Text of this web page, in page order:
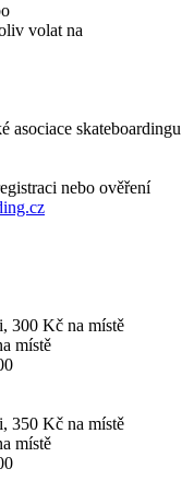
volat na
asociace skateboardingu
nebo ověření
300 Kč na místě
místě
350 Kč na místě
místě